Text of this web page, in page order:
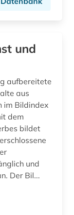
und
aufbereitete
aus
im Bildindex
dem
bildet
und
bietet hohe Bildqualitäten direkt an. Der Bil...